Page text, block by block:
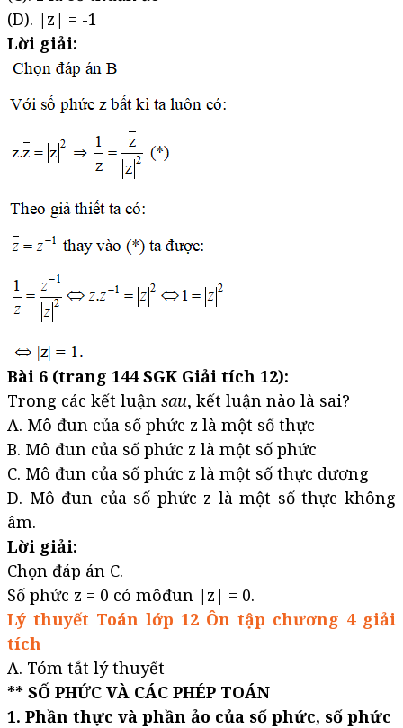
(D). |z| = -1
Lời giải:
Bài 6 (trang 144 SGK Giải tích 12):
Trong các kết luận sau, kết luận nào là sai?
A. Mô đun của số phức z là một số thực
B. Mô đun của số phức z là một số phức
C. Mô đun của số phức z là một số thực dương
D. Mô đun của số phức z là một số thực không
âm.
Lời giải:
Chọn đáp án C.
Số phức z = 0 có môđun |z| = 0.
Lý thuyết Toán lớp 12 Ôn tập chương 4 giải
tích
A. Tóm tắt lý thuyết
** SỐ PHỨC VÀ CÁC PHÉP TOÁN
1. Phần thực và phần ảo của số phức, số phức